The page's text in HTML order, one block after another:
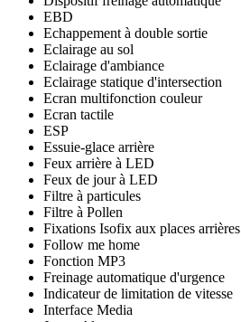
EBD
Echappement à double sortie
Eclairage au sol
Eclairage d'ambiance
Eclairage statique d'intersection
Ecran multifonction couleur
Ecran tactile
ESP
Essuie-glace arrière
Feux arrière à LED
Feux de jour à LED
Filtre à particules
Filtre à Pollen
Fixations Isofix aux places arrières
Follow me home
Fonction MP3
Freinage automatique d'urgence
Indicateur de limitation de vitesse
Interface Media